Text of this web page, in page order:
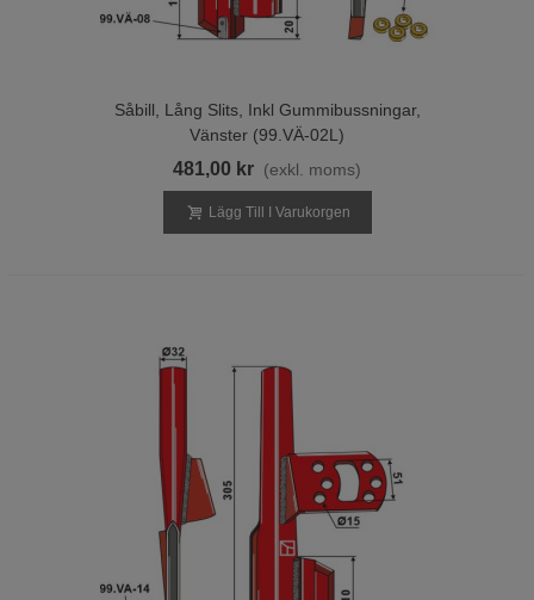
Såbill, Lång Slits, Inkl Gummibussningar,
Vänster (99.VÄ-02L)
481,00 kr (exkl. moms)
Lägg Till I Varukorgen